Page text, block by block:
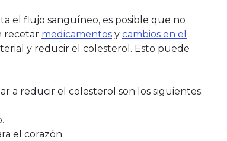
el flujo sanguíneo, es posible que no
recetar medicamentos y cambios en el
y reducir el colesterol. Esto puede
a reducir el colesterol son los siguientes:
el corazón.